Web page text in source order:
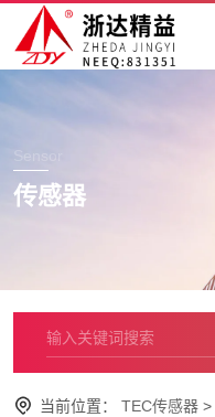
Sensor
传感器
当前位置： TEC传感器 >